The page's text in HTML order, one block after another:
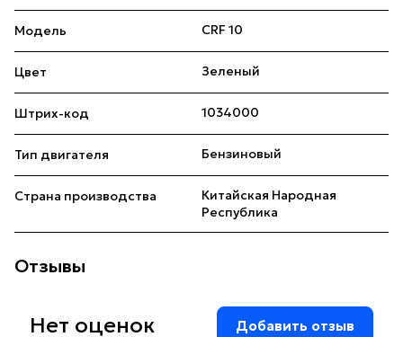
Модель CRF 10
Цвет Зеленый
Штрих-код 1034000
Тип двигателя Бензиновый
Страна производства
Китайская Народная
Республика
Отзывы
Нет оценок Добавить отзыв